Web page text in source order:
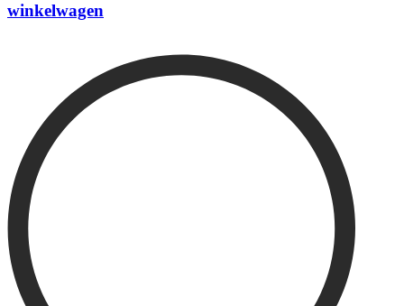
winkelwagen